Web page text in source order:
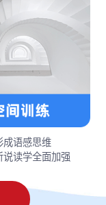
成语感思维
说读学全面加强